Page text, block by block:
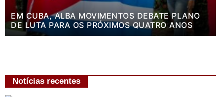
EM CUBA, ALBA MOVIMENTOS DEBATE PLANO
DE LUTA PARA OS PRÓXIMOS QUATRO ANOS
Notícias recentes